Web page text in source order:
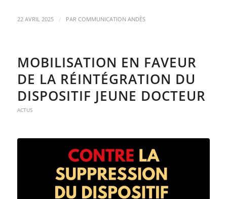
22 AVRIL 2025 / PAR COMMUNICATION ANDÈS
MOBILISATION EN FAVEUR
DE LA RÉINTÉGRATION DU
DISPOSITIF JEUNE DOCTEUR
ACTUS